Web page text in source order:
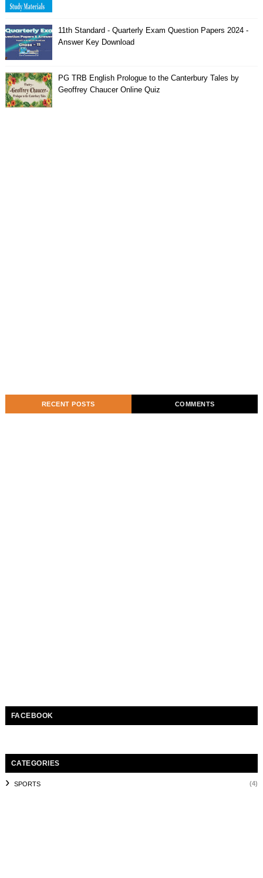
11th Standard - Quarterly Exam Question Papers 2024 -
Answer Key Download
PG TRB English Prologue to the Canterbury Tales by
Geoffrey Chaucer Online Quiz
RECENT POSTS COMMENTS
FACEBOOK
CATEGORIES
SPORTS (4)